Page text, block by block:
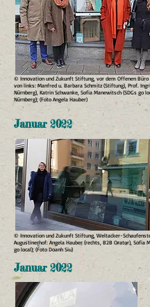
© Innovation und Zukunft Stiftung, vor dem Offenen
von links: Manfred u. Barbara Schmitz (Stiftung), Prof.
Nürnberg), Katrin Schwanke, Sofia Manewitsch (SDGs go
Nürnberg); (Foto Angela Hauber)
Januar 2022
© Innovation und Zukunft Stiftung, Weltacker-
Augustinerhof: Angela Hauber (rechts, B2B Orator), Sofia
go local); (Foto Doanh Siu)
Januar 2022